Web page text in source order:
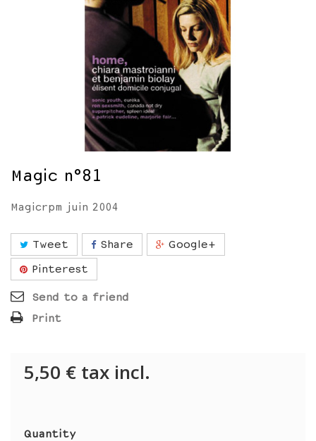
Magic n°81
Magicrpm juin 2004
Tweet Share
Google+
Pinterest
Send to a friend
Print
5,50 € tax incl.
Quantity